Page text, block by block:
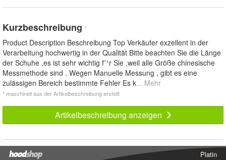
Kurzbeschreibung *
Product Description Beschreibung Top Verkäufer exzellent in der
Verarbeitung hochwertig in der Qualität Bitte beachten Sie die Länge
der Schuhe ,es ist sehr wichtig f¨¹r Sie ,weil alle Größe chinesische
Messmethode sind . Wegen Manuelle Messung , gibt es eine
zulässigen Bereich bestimmte Fehler Es k... Mehr
* maschinell aus der Artikelbeschreibung erstellt
Artikelbeschreibung anzeigen
Platin